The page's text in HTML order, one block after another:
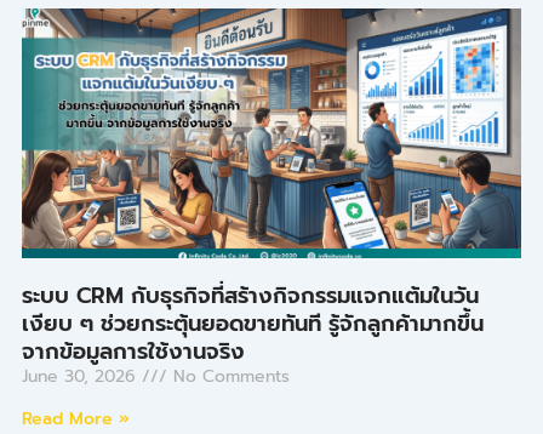
ระบบ CRM กับธุรกิจที่สร้างกิจกรรมแจกแต้มในวัน
เงียบ ๆ ช่วยกระตุ้นยอดขายทันที รู้จักลูกค้ามากขึ้น
จากข้อมูลการใช้งานจริง
June 30, 2026
No Comments
Read More »